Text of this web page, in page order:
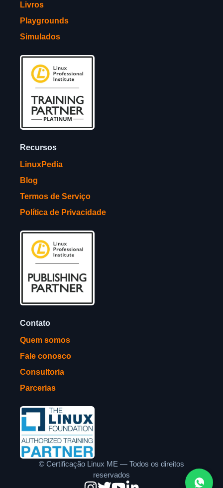
Livros
Playgrounds
Simulados
Recursos
LinuxPedia
Blog
Termos de Serviço
Política de Privacidade
Contato
Quem somos
Fale conosco
Consultoria
Parcerias
© Certificação Linux ME — Todos os direitos
reservados